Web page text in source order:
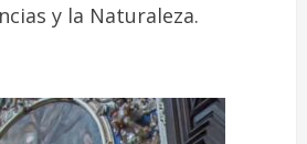
y la Naturaleza.